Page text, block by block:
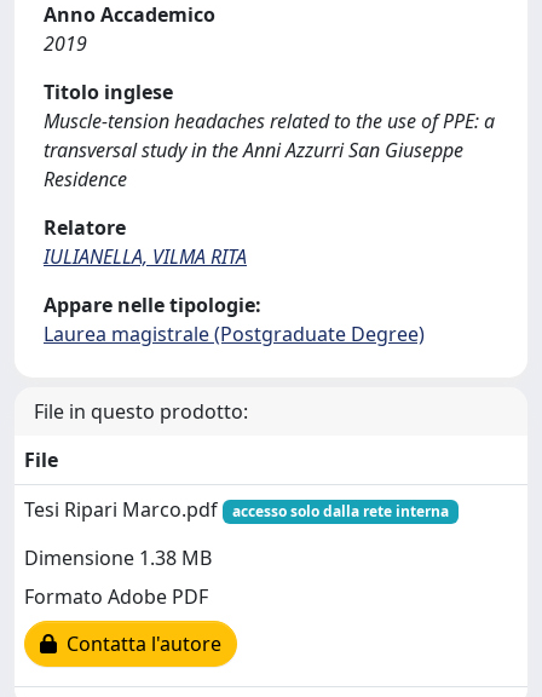
Anno Accademico
2019
Titolo inglese
Muscle-tension headaches related to the use of PPE: a
transversal study in the Anni Azzurri San Giuseppe
Residence
Relatore
IULIANELLA, VILMA RITA
Appare nelle tipologie:
Laurea magistrale (Postgraduate Degree)
File in questo prodotto:
File
Tesi Ripari Marco.pdf
accesso solo dalla rete interna
Dimensione 1.38 MB
Formato Adobe PDF
Contatta l'autore